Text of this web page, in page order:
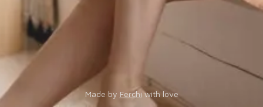
Made by Ferchiwith love